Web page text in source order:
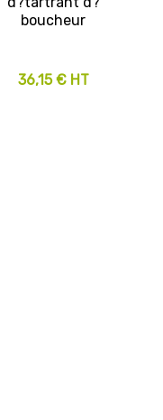
boucheur
36,15 € HT